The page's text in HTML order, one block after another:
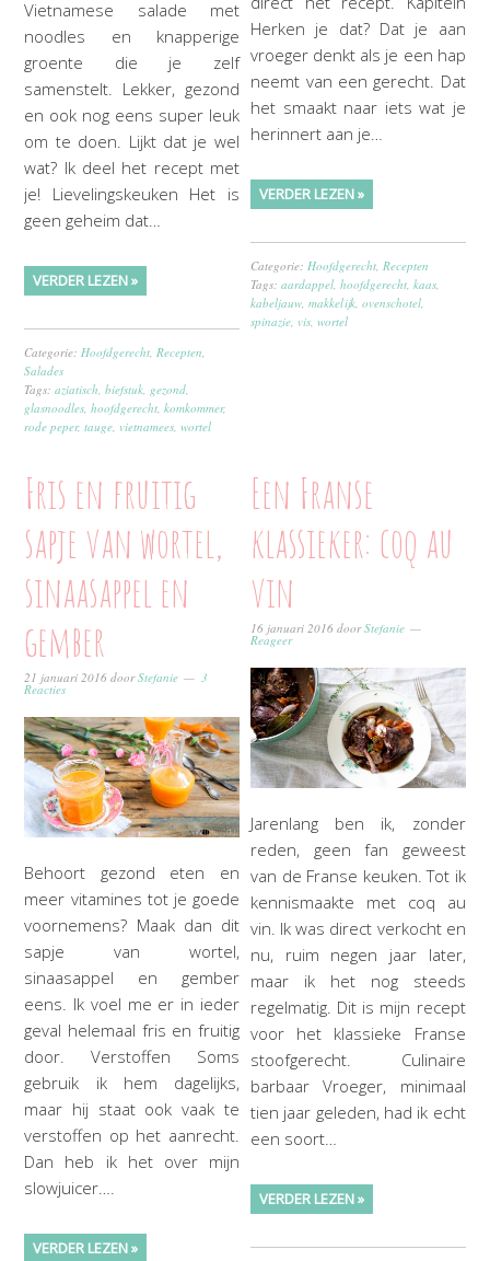
Vietnamese salade met
noodles en knapperige
groente die je zelf
samenstelt. Lekker, gezond
en ook nog eens super leuk
om te doen. Lijkt dat je wel
wat? Ik deel het recept met
je! Lievelingskeuken Het is
geen geheim dat…
VERDER LEZEN »
Categorie:Hoofdgerecht,Recepten,
Salades
Tags:aziatisch,biefstuk, gezond,
glasnoodles,hoofdgerecht,komkommer,
rode peper,tauge, vietnamees,wortel
Herken je dat? Dat je aan
vroeger denkt als je een hap
neemt van een gerecht. Dat
het smaakt naar iets wat je
herinnert aan je…
VERDER LEZEN »
Categorie:Hoofdgerecht,Recepten
Tags:aardappel,hoofdgerecht,kaas,
kabeljauw,makkelijk,ovenschotel,
spinazie, vis,wortel
Fris en fruitig
sapje van wortel,
sinaasappel en
gember
21 januari 2016 doorStefanie 3
Reacties
Behoort gezond eten en
meer vitamines tot je goede
voornemens? Maak dan dit
sapje van wortel,
sinaasappel en gember
eens. Ik voel me er in ieder
geval helemaal fris en fruitig
door. Verstoffen Soms
gebruik ik hem dagelijks,
maar hij staat ook vaak te
verstoffen op het aanrecht.
Dan heb ik het over mijn
slowjuicer….
VERDER LEZEN »
Een Franse
klassieker: coq au
vin
16 januari 2016 doorStefanie
Reageer
Jarenlang ben ik, zonder
reden, geen fan geweest
van de Franse keuken. Tot ik
kennismaakte met coq au
vin. Ik was direct verkocht en
nu, ruim negen jaar later,
maar ik het nog steeds
regelmatig. Dit is mijn recept
voor het klassieke Franse
stoofgerecht. Culinaire
barbaar Vroeger, minimaal
tien jaar geleden, had ik echt
een soort…
VERDER LEZEN »